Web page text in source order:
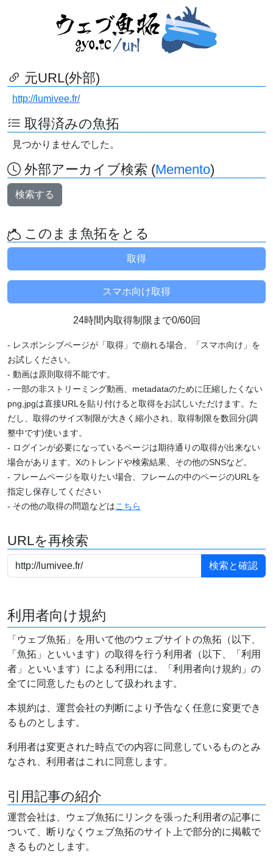
元URL(外部)
http://lumivee.fr/
取得済みの魚拓
見つかりませんでした。
外部アーカイブ検索 (Memento)
検索する
このまま魚拓をとる
24時間内取得制限まで0/60回
- レスポンシブページが「取得」で崩れる場合、「スマホ向け」を
お試しください。
- 動画は原則取得不能です。
- 一部の非ストリーミング動画、metadataのために圧縮したくない
png,jpgは直接URLを貼り付けると取得をお試しいただけます。た
だし、取得のサイズ制限が大きく縮小され、取得制限を数回分(調
整中です)使います。
- ログインが必要になっているページは期待通りの取得が出来ない
場合があります。Xのトレンドや検索結果、その他のSNSなど。
- フレームページを取りたい場合、フレームの中のページのURLを
指定し保存してください
- その他の取得の問題などはこちら
URLを再検索
利用者向け規約
「ウェブ魚拓」を用いて他のウェブサイトの魚拓（以下、
「魚拓」といいます）の取得を行う利用者（以下、「利用
者」といいます）による利用には、「利用者向け規約」の
全てに同意したものとして扱われます。
本規約は、運営会社の判断により予告なく任意に変更でき
るものとします。
利用者は変更された時点での内容に同意しているものとみ
なされ、利用者はこれに同意します。
引用記事の紹介
運営会社は、ウェブ魚拓にリンクを張った利用者の記事に
ついて、断りなくウェブ魚拓のサイト上で部分的に掲載で
きるものとします。